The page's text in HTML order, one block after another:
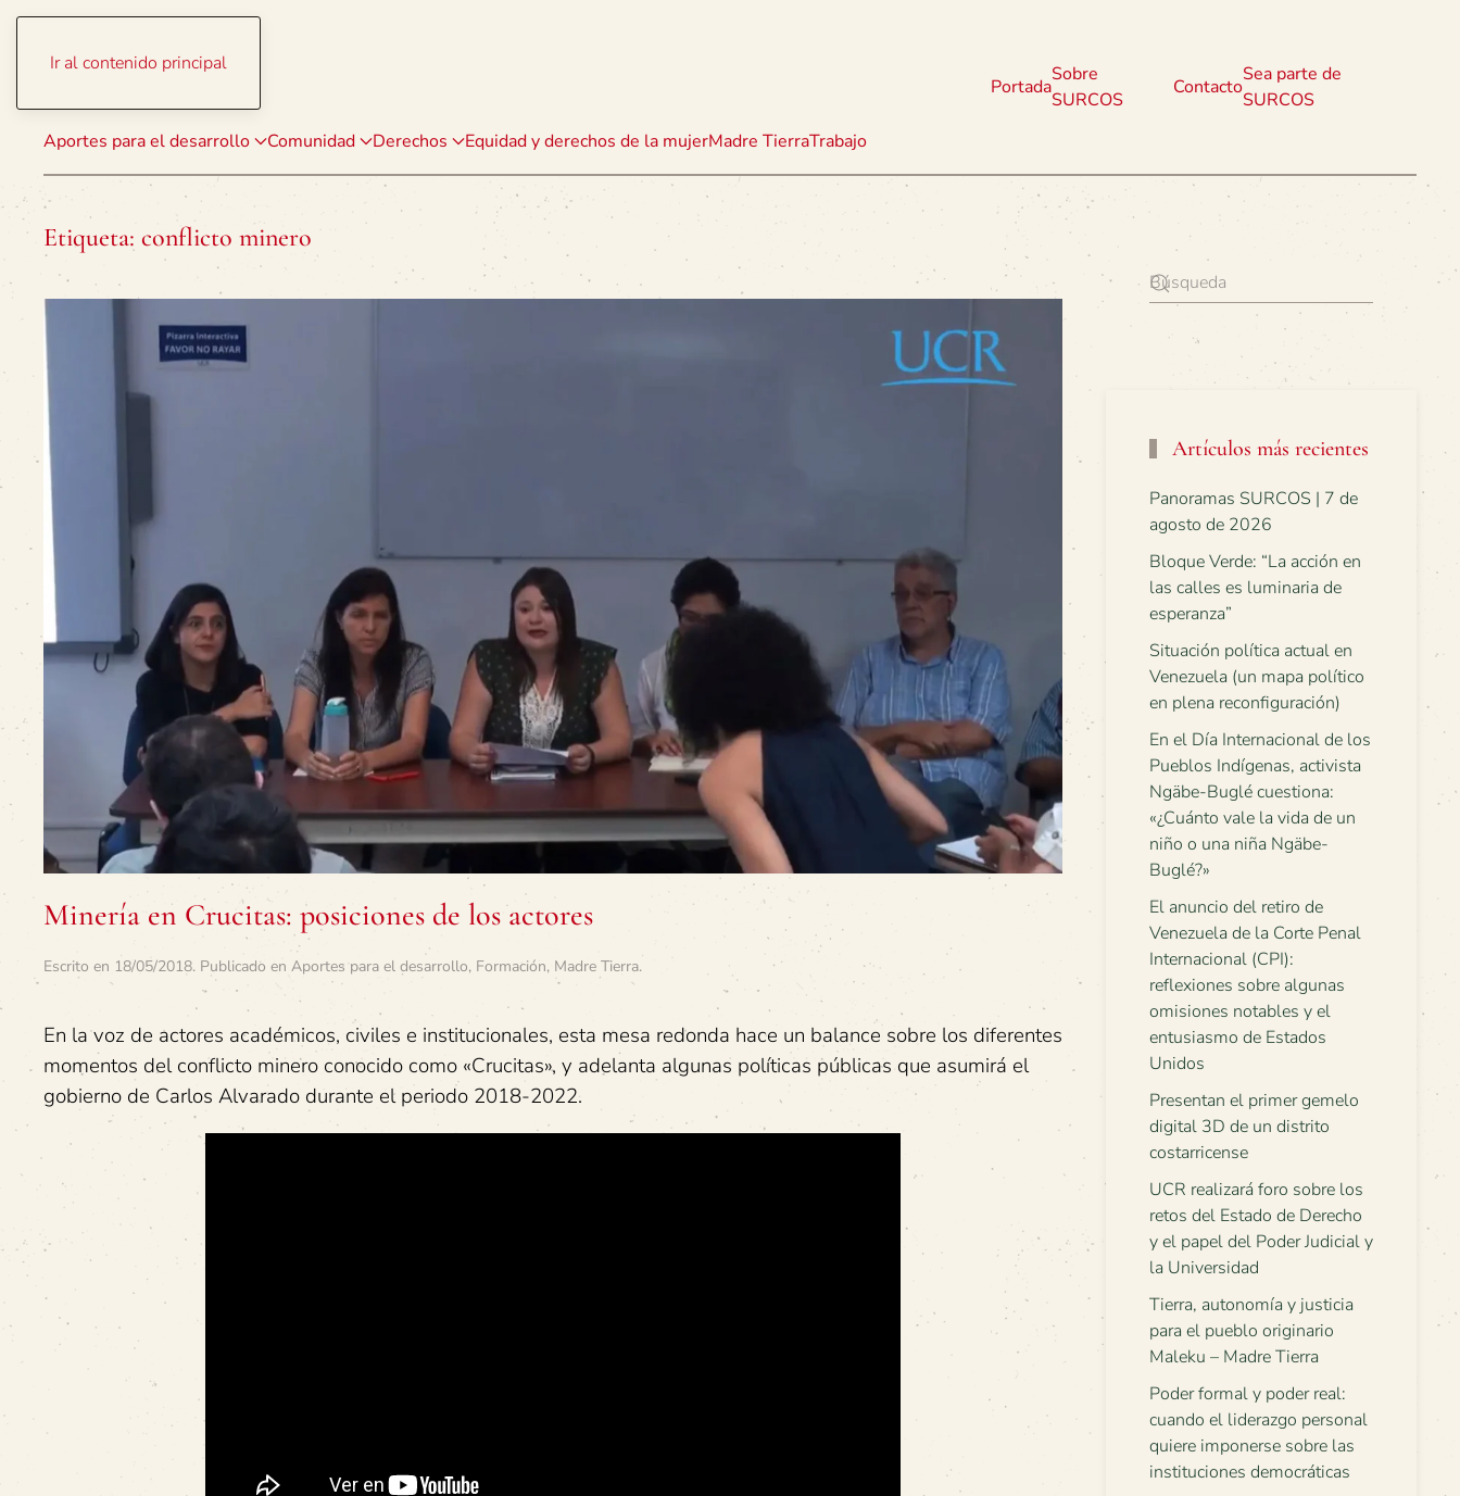
Ir al contenido principal
Aportes para el desarrollo Comunidad Derechos Equidad y derechos de la mujerMadre TierraTrabajo
Portada
Sobre
SURCOS
Contacto
Sea parte de
SURCOS
Etiqueta: conflicto minero
Minería en Crucitas: posiciones de los actores
Escrito en 18/05/2018. Publicado en Aportes para el desarrollo, Formación, Madre Tierra.
En la voz de actores académicos, civiles e institucionales, esta mesa redonda hace un balance sobre los diferentes
momentos del conflicto minero conocido como «Crucitas», y adelanta algunas políticas públicas que asumirá el
gobierno de Carlos Alvarado durante el periodo 2018-2022.
Artículos más recientes
Panoramas SURCOS | 7 de
agosto de 2026
Bloque Verde: “La acción en
las calles es luminaria de
esperanza”
Situación política actual en
Venezuela (un mapa político
en plena reconfiguración)
En el Día Internacional de los
Pueblos Indígenas, activista
Ngäbe-Buglé cuestiona:
«¿Cuánto vale la vida de un
niño o una niña Ngäbe-
Buglé?»
El anuncio del retiro de
Venezuela de la Corte Penal
Internacional (CPI):
reflexiones sobre algunas
omisiones notables y el
entusiasmo de Estados
Unidos
Presentan el primer gemelo
digital 3D de un distrito
costarricense
UCR realizará foro sobre los
retos del Estado de Derecho
y el papel del Poder Judicial y
la Universidad
Tierra, autonomía y justicia
para el pueblo originario
Maleku – Madre Tierra
Poder formal y poder real:
cuando el liderazgo personal
quiere imponerse sobre las
instituciones democráticas